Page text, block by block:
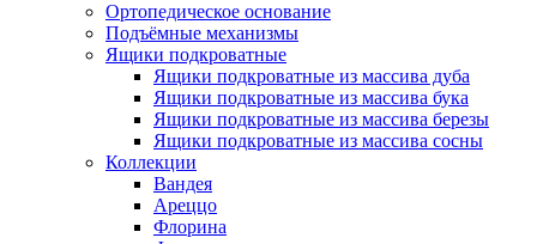
Ортопедическое основание
Подъёмные механизмы
Ящики подкроватные
Ящики подкроватные из массива дуба
Ящики подкроватные из массива бука
Ящики подкроватные из массива березы
Ящики подкроватные из массива сосны
Коллекции
Вандея
Ареццо
Флорина